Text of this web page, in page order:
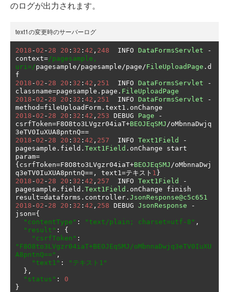
のログが出力されます。
text1の変更時のサーバーログ
2018 - 02 - 28 20 : 32 : 42 , 248
  INFO
DataFormsServlet
-
context=/pagesample,
uri=/pagesample/pagesample/page/FileUploadPage . d
2018 - 02 - 28 20 : 32 : 42 , 251
  INFO
DataFormsServlet
-
classname=pagesample . page . FileUploadPage
2018 - 02 - 28 20 : 32 : 42 , 251
  INFO
DataFormsServlet
-
method=fileUploadForm . text1 .
2018 - 02 - 28 20 : 32 : 42 , 253 DEBUG Page
-
csrfToken=F8O8to3LVgzr04iaT+BEOJEqSMJ /oMbnnaDwjq
3eTV0IuXUA8pntnQ==
2018 - 02 - 28 20 : 32 : 42 , 257
  INFO
Text1Field
-
pagesample . field . Text1Field . onChange start
param=
{ csrfToken=F8O8to3LVgzr04iaT+BEOJEqSMJ /oMbnnaDwj
q3eTV0IuXUA8pntnQ==, text1=テキスト 1 }
2018 - 02 - 28 20 : 32 : 42 , 257
  INFO
Text1Field
-
pagesample . field . Text1Field . onChange finish
result=dataforms . controller . JsonResponse@c5c651
2018 - 02 - 28 20 : 32 : 42 , 258 DEBUG JsonResponse
-
json={
"contentType" : "text/plain; charset=utf-8" ,
"result" :
{
"csrfToken" :
"F8O8to3LVgzr04iaT+BEOJEqSMJ/oMbnnaDwjq3eTV0IuXU
A8pntnQ==" ,
"text1" :
"テキスト1"
},
"status" :
0
}